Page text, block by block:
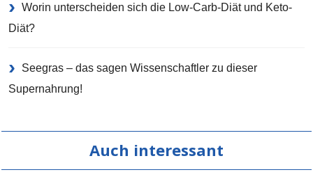
Worin unterscheiden sich die Low-Carb-Diät und Keto-
Diät?
Seegras – das sagen Wissenschaftler zu dieser
Supernahrung!
Auch interessant